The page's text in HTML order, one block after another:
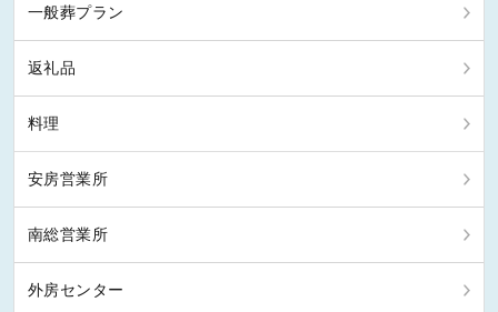
一般葬プラン
返礼品
料理
安房営業所
南総営業所
外房センター